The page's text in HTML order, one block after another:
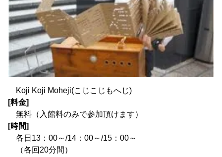
Koji Koji Moheji(こじこじもへじ)
[料金]
無料（入館料のみで参加頂けます）
[時間]
各日13：00～/14：00～/15：00～
（各回20分間）